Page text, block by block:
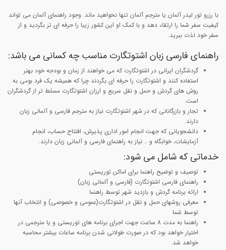
با رزرو تور لیدر آلمان یا مترجم آلمان تنها نخواهید ماند. وجود راهنمای آلمان می تواند
کیفیت سفر شما را ارتقاء دهد و با کمک او این کشور زیبا را حرفه ای تر بگردید و از
سفر خود لذت ببرید.
راهنمای فارسی زبان اشتوتگارت مناسب چه کسانی می باشد:
گردشگران ایرانی در اشتوتگارت که می خواهند از زمان و بودجه خود بهتر
استفاده کنند و اشتوتگارت را حرفه ای بگردند چرا که همیشه یک فرد بومی به
روش های گردش و حمل و نقل سریع و ارزان اشتوتگارت مسلط تر از گردشگران
است.
تجار و بازرگانانی که در شهر اشتوتگارت نیاز به مترجم فارسی و آلمانی زبان
دارند.
دانشجویانی که جهت انجام امور اداری پذیرش، افتتاح حساب، انجام
آزمایشات، خوابگاه و .. نیاز به راهنمای فارسی و آلمانی زبان دارند.
خدماتی که شامل می شود:
توصیف و توضیح راهنما برای اماکن توریستی
راهنمای فارسی اشتوتگارت (فارسی و آلمانی زبان)
ارائه برنامه گردش و بازدید شهر توسط راهنما
معرفی روشهای حمل و نقل در اشتوتگارت(عمومی و خصوصی) و انتخاب آنها
توسط شما
راهنما به مدت 8 ساعت جهت اجرای برنامه های توریستی و یا مترجمی در
اختیار خواهد بود که در صورت طولانی شدن برنامه ساعات بیشتر محاسبه
خواهد شد.